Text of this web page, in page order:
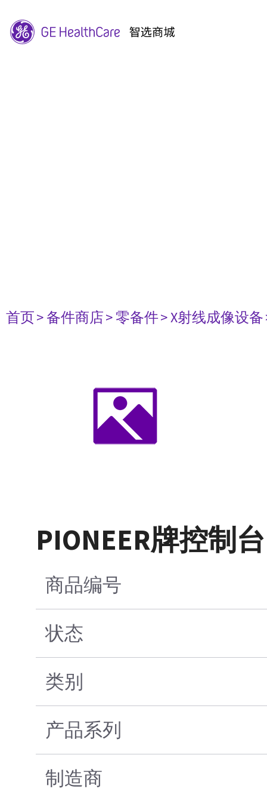
首页> 备件商店> 零备件> X射线成像设备
PIONEER牌控制
商品编号
状态
类别
产品系列
制造商